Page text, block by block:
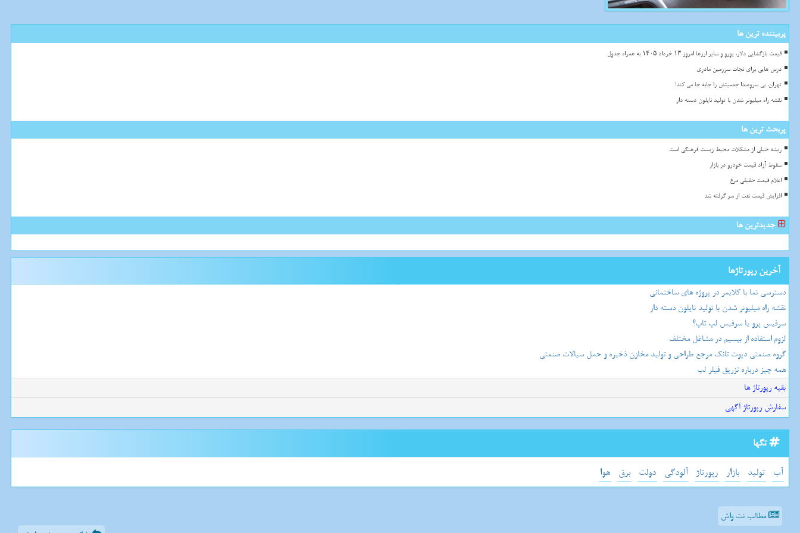
پربیننده ترین ها
قیمت بازگشایی دلار، یورو و سایر ارزها امروز ۱۳ خرداد ۱۴۰۵ به همراه جدول
درس هایی برای نجات سرزمین مادری
تهران، بی سروصدا جمعیتش را جابه جا می کند!
نقشه راه میلیونر شدن با تولید نایلون دسته دار
پربحث ترین ها
ریشه خیلی از مشکلات محیط زیست فرهنگی است
سقوط آزاد قیمت خودرو در بازار
اعلام قیمت حقیقی مرغ
افزایش قیمت نفت از سر گرفته شد
جدیدترین ها
آخرین رپورتاژها
دسترسی نما با کلایمر در پروژه های ساختمانی
نقشه راه میلیونر شدن با تولید نایلون دسته دار
سرفیس پرو یا سرفیس لپ تاپ؟
لزوم استفاده از بیسیم در مشاغل مختلف
گروه صنعتی دپوت تانک مرجع طراحی و تولید مخازن ذخیره و حمل سیالات صنعتی
همه چیز درباره تزریق فیلر لب
بقیه رپورتاژ ها
سفارش رپورتاژ آگهی
تگها
آب تولید بازار رپورتاژ آلودگی دولت برق هوا
مطالب نت واش